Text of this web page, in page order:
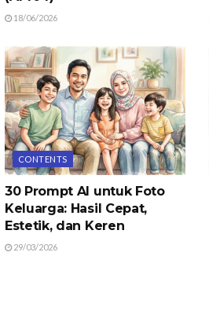
18/06/2026
CONTENTS
30 Prompt AI untuk Foto
Keluarga: Hasil Cepat,
Estetik, dan Keren
29/03/2026